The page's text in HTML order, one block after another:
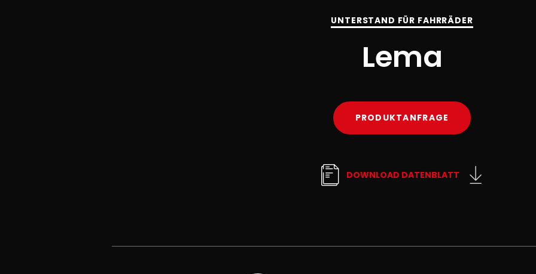
UNTERSTAND FÜR FAHRRÄDER
Lema
PRODUKTANFRAGE
DOWNLOAD DATENBLATT